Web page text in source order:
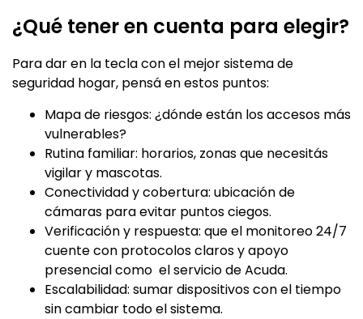
¿Qué tener en cuenta para elegir?
Para dar en la tecla con el mejor sistema de
seguridad hogar, pensá en estos puntos:
Mapa de riesgos: ¿dónde están los accesos más
vulnerables?
Rutina familiar: horarios, zonas que necesitás
vigilar y mascotas.
Conectividad y cobertura: ubicación de
cámaras para evitar puntos ciegos.
Verificación y respuesta: que el monitoreo 24/7
cuente con protocolos claros y apoyo
presencial como el servicio de Acuda.
Escalabilidad: sumar dispositivos con el tiempo
sin cambiar todo el sistema.